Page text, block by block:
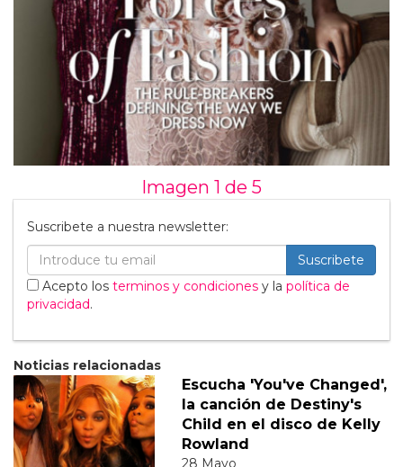
Imagen 1 de 5
Suscribete a nuestra newsletter:
Suscribete
Acepto los terminos y condiciones y la política de
privacidad.
Noticias relacionadas
Escucha 'You've Changed',
la canción de Destiny's
Child en el disco de Kelly
Rowland
28 Mayo